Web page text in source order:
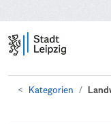
Kategorien